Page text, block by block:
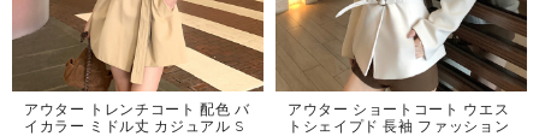
アウター トレンチコート 配色 バ
イカラー ミドル丈 カジュアル S
アウター ショートコート ウエス
トシェイプド 長袖 ファッション